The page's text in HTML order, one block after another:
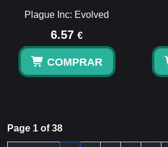
Plague Inc: Evolved
6.57 €
COMPRAR
Page 1 of 38